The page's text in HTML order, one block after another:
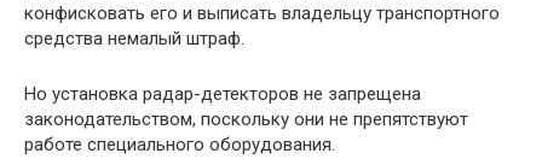
конфисковать его и выписать владельцу транспортного
средства немалый штраф.
Но установка радар-детекторов не запрещена
законодательством, поскольку они не препятствуют
работе специального оборудования.